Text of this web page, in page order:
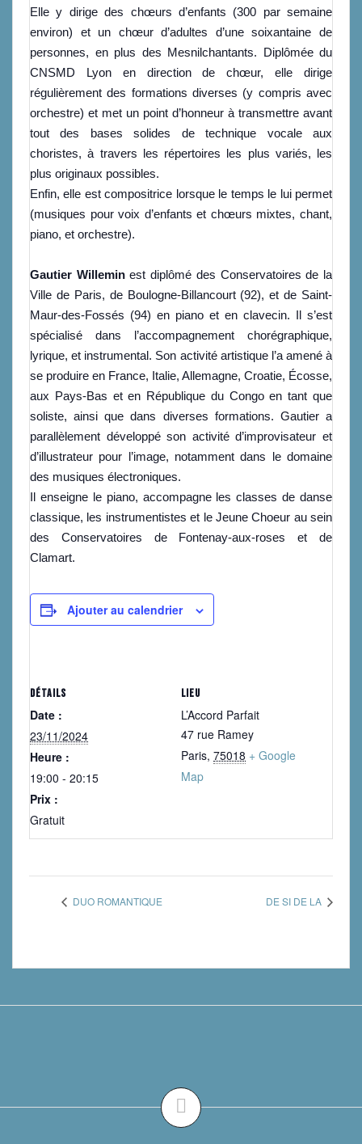
Elle y dirige des chœurs d’enfants (300 par semaine
environ) et un chœur d’adultes d’une soixantaine de
personnes, en plus des Mesnilchantants. Diplômée du
CNSMD Lyon en direction de chœur, elle dirige
régulièrement des formations diverses (y compris avec
orchestre) et met un point d’honneur à transmettre avant
tout des bases solides de technique vocale aux
choristes, à travers les répertoires les plus variés, les
plus originaux possibles.
Enfin, elle est compositrice lorsque le temps le lui permet
(musiques pour voix d’enfants et chœurs mixtes, chant,
piano, et orchestre).
Gautier Willeminest diplômé des Conservatoires de la
Ville de Paris, de Boulogne-Billancourt (92), et de Saint-
Maur-des-Fossés (94) en piano et en clavecin. Il s’est
spécialisé dans l’accompagnement chorégraphique,
lyrique, et instrumental. Son activité artistique l’a amené à
se produire en France, Italie, Allemagne, Croatie, Écosse,
aux Pays-Bas et en République du Congo en tant que
soliste, ainsi que dans diverses formations. Gautier a
parallèlement développé son activité d’improvisateur et
d’illustrateur pour l’image, notamment dans le domaine
des musiques électroniques.
Il enseigne le piano, accompagne les classes de danse
classique, les instrumentistes et le Jeune Choeur au sein
des Conservatoires de Fontenay-aux-roses et de
Clamart.
Ajouter au calendrier
DÉTAILS
Date :
23/11/2024
Heure :
19:00 - 20:15
Prix :
Gratuit
LIEU
L’Accord Parfait
47 rue Ramey
Paris, 75018 + Google
Map
DUO ROMANTIQUE DE SI DE LA